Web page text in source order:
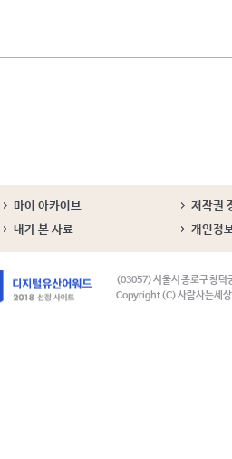
마이 아카이브
저작권
내가 본 사료 개인정
(03057) 서울시 종로구 창덕
Copyright (C) 사람사는세